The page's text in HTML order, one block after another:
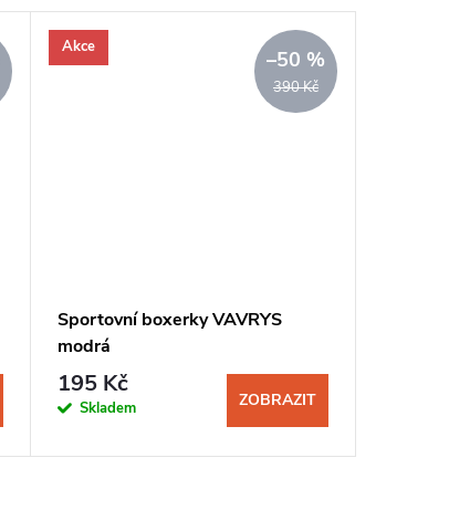
Akce
390 Kč
–50 %
Sportovní boxerky VAVRYS
modrá
195 Kč
Skladem ZOBRAZIT